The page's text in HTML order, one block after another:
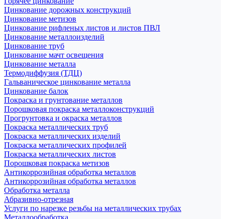
Цинкование дорожных конструкций
Цинкование метизов
Цинкование рифленых листов и листов ПВЛ
Цинкование металлоизделий
Цинкование труб
Цинкование мачт освещения
Цинкование металла
Термодиффузия (ТДЦ)
Гальваническое цинкование металла
Цинкование балок
Покраска и грунтование металлов
Порошковая покраска металлоконструкций
Прогрунтовка и окраска металлов
Покраска металлических труб
Покраска металлических изделий
Покраска металлических профилей
Покраска металлических листов
Порошковая покраска метизов
Антикоррозийная обработка металлов
Антикоррозийная обработка металлов
Обработка металла
Абразивно-отрезная
Услуги по нарезке резьбы на металлических трубах
Металлообработка